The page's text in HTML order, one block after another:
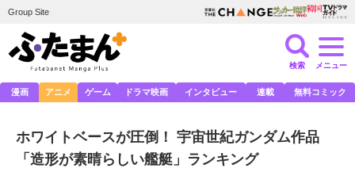
Group Site
検索 メニュー
漫画 アニメ ゲーム ドラマ映画 インタビュー 連載 無料コミック
ホワイトベースが圧倒！ 宇宙世紀ガンダム作品
「造形が素晴らしい艦艇」ランキング